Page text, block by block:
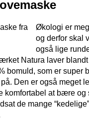
Økologi er
og derfor skal
også lige
Natura laver
bomuld, som er super
Den er også meget
komfortabel at bære og
de mange